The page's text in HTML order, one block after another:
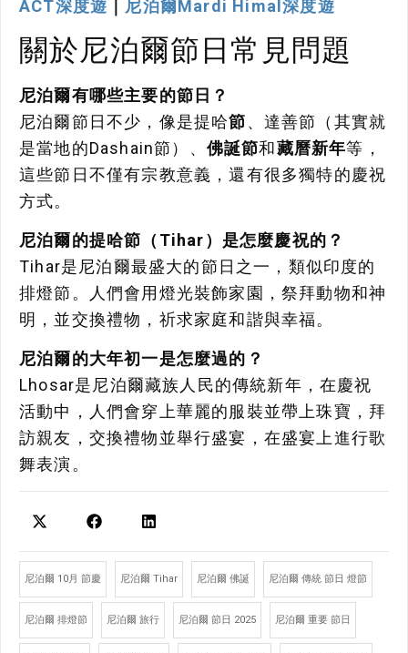
ACT深度遊
尼泊爾Mardi Himal深度遊
關於尼泊爾節日常見問題
尼泊爾有哪些主要的節日？
尼泊爾節日不少，像是提哈節、達善節（其實就
是當地的Dashain節）、 佛誕節和藏曆新年等，
這些節日不僅有宗教意義，還有很多獨特的慶祝
方式。
尼泊爾的提哈節（Tihar）是怎麼慶祝的？
Tihar是尼泊爾最盛大的節日之一，類似印度的
排燈節。人們會用燈光裝飾家園，祭拜動物和神
明，並交換禮物，祈求家庭和諧與幸福。
尼泊爾的大年初一是怎麼過的？
Lhosar是尼泊爾藏族人民的傳統新年，在慶祝
活動中，人們會穿上華麗的服裝並帶上珠寶，拜
訪親友，交換禮物並舉行盛宴，在盛宴上進行歌
舞表演。
尼泊爾 10月 節慶 尼泊爾 Tihar 尼泊爾 佛誕 尼泊爾 傳統 節日 燈節
尼泊爾 排燈節 尼泊爾 旅行 尼泊爾 節日 2025 尼泊爾 重要 節日